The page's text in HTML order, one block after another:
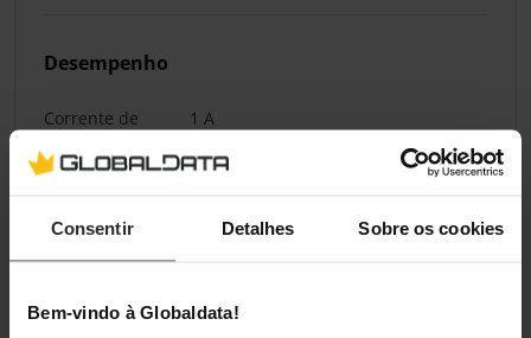
Consentir Detalhes Sobre os cookies
Bem-vindo à Globaldata!
Desempenho
Corrente de
1 A
USB